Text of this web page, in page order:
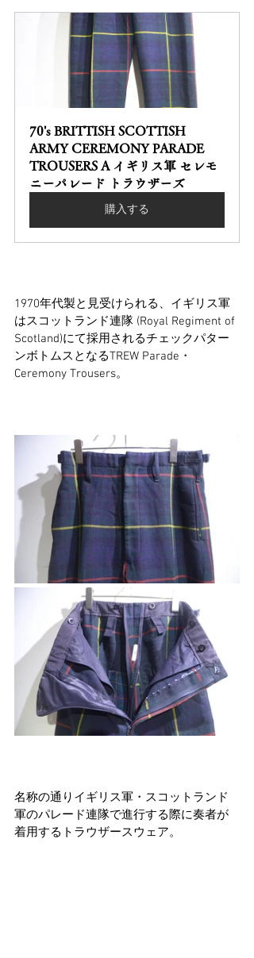
70's BRITTISH SCOTTISH
ARMY CEREMONY PARADE
TROUSERS A イギリス軍 セレモ
ニーパレード トラウザーズ
購入する
1970年代製と見受けられる、イギリス軍
はスコットランド連隊 (Royal Regiment of
Scotland)にて採用されるチェックパター
ンボトムスとなるTREW Parade・
Ceremony Trousers。
名称の通りイギリス軍・スコットランド
軍のパレード連隊で進行する際に奏者が
着用するトラウザースウェア。